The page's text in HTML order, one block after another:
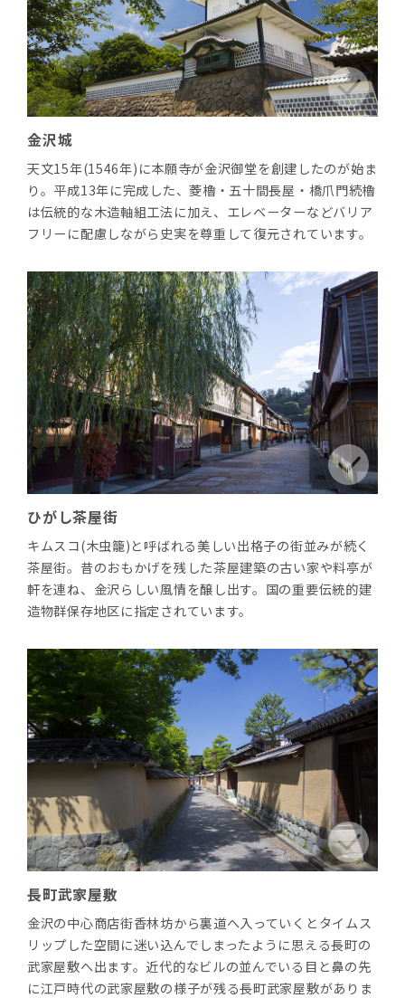
金沢城
天文15年(1546年)に本願寺が金沢御堂を創建したのが始ま
り。平成13年に完成した、菱櫓・五十間長屋・橋爪門続櫓
は伝統的な木造軸組工法に加え、エレベーターなどバリア
フリーに配慮しながら史実を尊重して復元されています。
ひがし茶屋街
キムスコ(木虫籠)と呼ばれる美しい出格子の街並みが続く
茶屋街。昔のおもかげを残した茶屋建築の古い家や料亭が
軒を連ね、金沢らしい風情を醸し出す。国の重要伝統的建
造物群保存地区に指定されています。
長町武家屋敷
金沢の中心商店街香林坊から裏道へ入っていくとタイムス
リップした空間に迷い込んでしまったように思える長町の
武家屋敷へ出ます。近代的なビルの並んでいる目と鼻の先
に江戸時代の武家屋敷の様子が残る長町武家屋敷がありま